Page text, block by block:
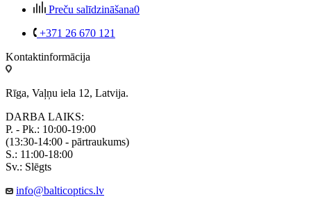
Preču salīdzināšana0
+371 26 670 121
Kontaktinformācija
Rīga, Vaļņu iela 12, Latvija.
DARBA LAIKS:
P. - Pk.: 10:00-19:00
(13:30-14:00 - pārtraukums)
S.: 11:00-18:00
Sv.: Slēgts
info@balticoptics.lv